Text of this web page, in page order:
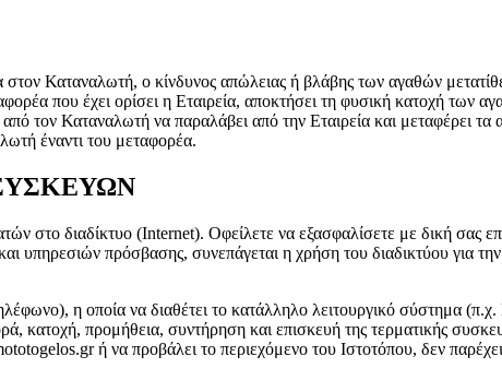
Καταναλωτή, ο κίνδυνος απώλειας ή βλάβης των αγαθών
που έχει ορίσει η Εταιρεία, αποκτήσει τη φυσική κατοχή των
τον Καταναλωτή να παραλάβει από την Εταιρεία και μεταφέρει
έναντι του μεταφορέα.
διαδίκτυο (Internet). Οφείλετε να εξασφαλίσετε με δική σας
υπηρεσιών πρόσβασης, συνεπάγεται η χρήση του διαδικτύου για
η οποία να διαθέτει το κατάλληλο λειτουργικό σύστημα
κατοχή, προμήθεια, συντήρηση και επισκευή της τερματικής
ή να προβάλει το περιεχόμενο του Ιστοτόπου, δεν